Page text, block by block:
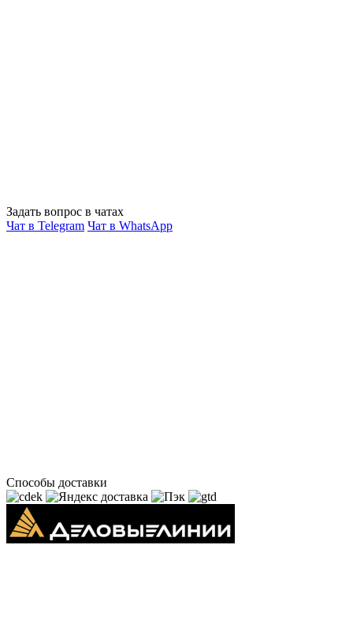
Задать вопрос в чатах
Чат в Telegram Чат в WhatsApp
Способы доставки